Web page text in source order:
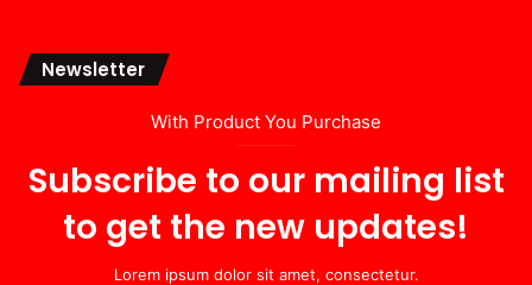
Newsletter
With Product You Purchase
Subscribe to our mailing list
to get the new updates!
Lorem ipsum dolor sit amet, consectetur.